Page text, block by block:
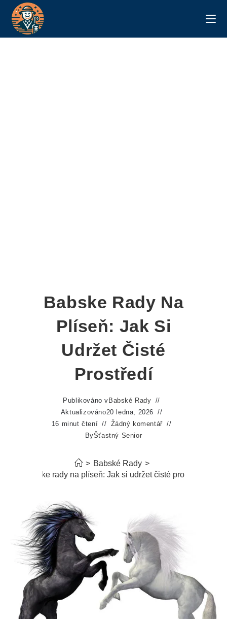
Babske Rady Na
Plíseň: Jak Si
Udržet Čisté
Prostředí
Publikováno v Babské Rady
Aktualizováno20 ledna, 2026
16 minut čtení
Žádný komentář
ByŠťastný Senior
> Babské Rady >
Babske rady na plíseň: Jak si udržet čisté prostředí